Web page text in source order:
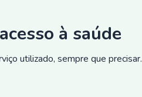
à saúde
utilizado, sempre que precisar.